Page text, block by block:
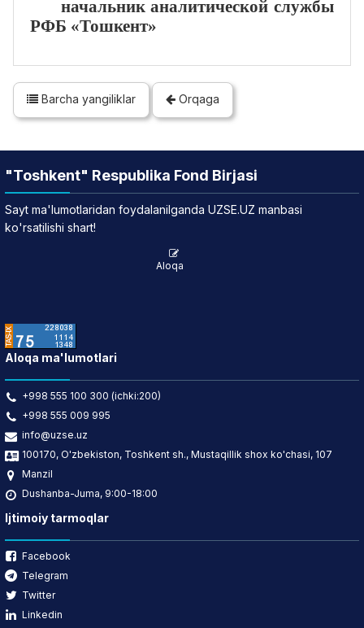
начальник аналитической службы
РФБ «Тошкент»
Barcha yangiliklar Orqaga
"Toshkent" Respublika Fond Birjasi
Sayt ma'lumotlaridan foydalanilganda UZSE.UZ manbasi
ko'rsatilishi shart!
Aloqa
Aloqa ma'lumotlari
+998 555 100 300 (ichki:200)
+998 555 009 995
info@uzse.uz
100170, O'zbekiston, Toshkent sh., Mustaqillik shox ko'chasi, 107
Manzil
Dushanba-Juma, 9:00-18:00
Ijtimoiy tarmoqlar
Facebook
Telegram
Twitter
Linkedin